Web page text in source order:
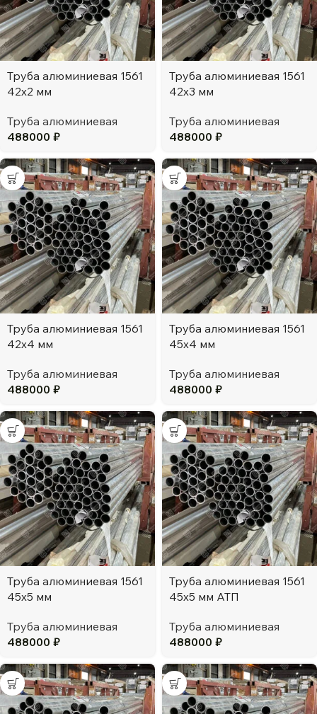
Труба алюминиевая 1561
42х2 мм
Труба алюминиевая
488000 ₽
Труба алюминиевая 1561
42х3 мм
Труба алюминиевая
488000 ₽
Труба алюминиевая 1561
42х4 мм
Труба алюминиевая
488000 ₽
Труба алюминиевая 1561
45х4 мм
Труба алюминиевая
488000 ₽
Труба алюминиевая 1561
45х5 мм
Труба алюминиевая
488000 ₽
Труба алюминиевая 1561
45х5 мм АТП
Труба алюминиевая
488000 ₽